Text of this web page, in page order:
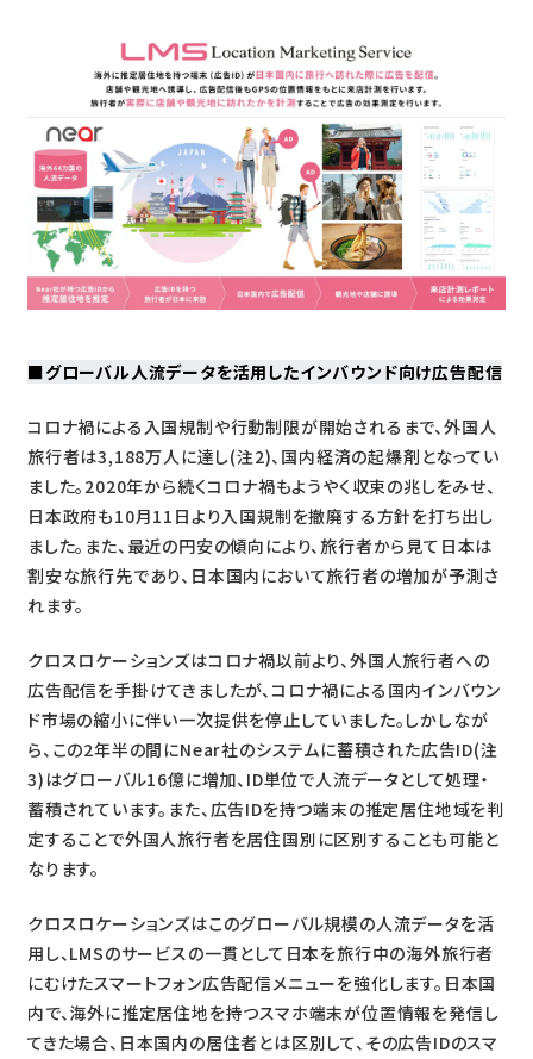
■グローバル人流データを活用したインバウンド向け広告配信
コロナ禍による入国規制や行動制限が開始されるまで、外国人
旅行者は3,188万人に達し(注2)、国内経済の起爆剤となってい
ました。2020年から続くコロナ禍もようやく収束の兆しをみせ、
日本政府も10月11日より入国規制を撤廃する方針を打ち出し
ました。また、最近の円安の傾向により、旅行者から見て日本は
割安な旅行先であり、日本国内において旅行者の増加が予測さ
れます。
クロスロケーションズはコロナ禍以前より、外国人旅行者への
広告配信を手掛けてきましたが、コロナ禍による国内インバウン
ド市場の縮小に伴い一次提供を停止していました。しかしなが
ら、この2年半の間にNear社のシステムに蓄積された広告ID(注
3)はグローバル16億に増加、ID単位で人流データとして処理・
蓄積されています。また、広告IDを持つ端末の推定居住地域を判
定することで外国人旅行者を居住国別に区別することも可能と
なります。
クロスロケーションズはこのグローバル規模の人流データを活
用し、LMSのサービスの一貫として日本を旅行中の海外旅行者
にむけたスマートフォン広告配信メニューを強化します。日本国
内で、海外に推定居住地を持つスマホ端末が位置情報を発信し
てきた場合、日本国内の居住者とは区別して、その広告IDのスマ